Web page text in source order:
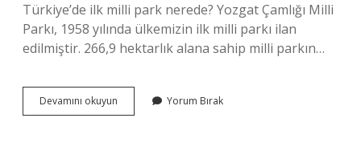
Türkiye’de ilk milli park nerede? Yozgat Çamlığı Milli
Parkı, 1958 yılında ülkemizin ilk milli parkı ilan
edilmiştir. 266,9 hektarlık alana sahip milli parkın…
Devamını okuyun
Son
Yorum Bırak